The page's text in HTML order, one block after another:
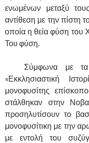
ενωμένων μεταξύ
αντίθεση με την πίστη
οποία η θεία φύση του
Του φύση.
Σύμφωνα με
«Εκκλησιαστική
μονοφυσίτης
στάλθηκαν στην
προσηλυτίσουν το
μονοφυσίτικη με την
με εντολή του